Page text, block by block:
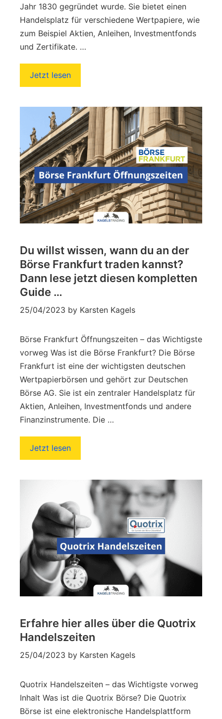
Jahr 1830 gegründet wurde. Sie bietet einen
Handelsplatz für verschiedene Wertpapiere, wie
zum Beispiel Aktien, Anleihen, Investmentfonds
und Zertifikate. …
Jetzt lesen
Du willst wissen, wann du an der
Börse Frankfurt traden kannst?
Dann lese jetzt diesen kompletten
Guide …
25/04/2023 by Karsten Kagels
Börse Frankfurt Öffnungszeiten – das Wichtigste
vorweg Was ist die Börse Frankfurt? Die Börse
Frankfurt ist eine der wichtigsten deutschen
Wertpapierbörsen und gehört zur Deutschen
Börse AG. Sie ist ein zentraler Handelsplatz für
Aktien, Anleihen, Investmentfonds und andere
Finanzinstrumente. Die …
Jetzt lesen
Erfahre hier alles über die Quotrix
Handelszeiten
25/04/2023 by Karsten Kagels
Quotrix Handelszeiten – das Wichtigste vorweg
Inhalt Was ist die Quotrix Börse? Die Quotrix
Börse ist eine elektronische Handelsplattform